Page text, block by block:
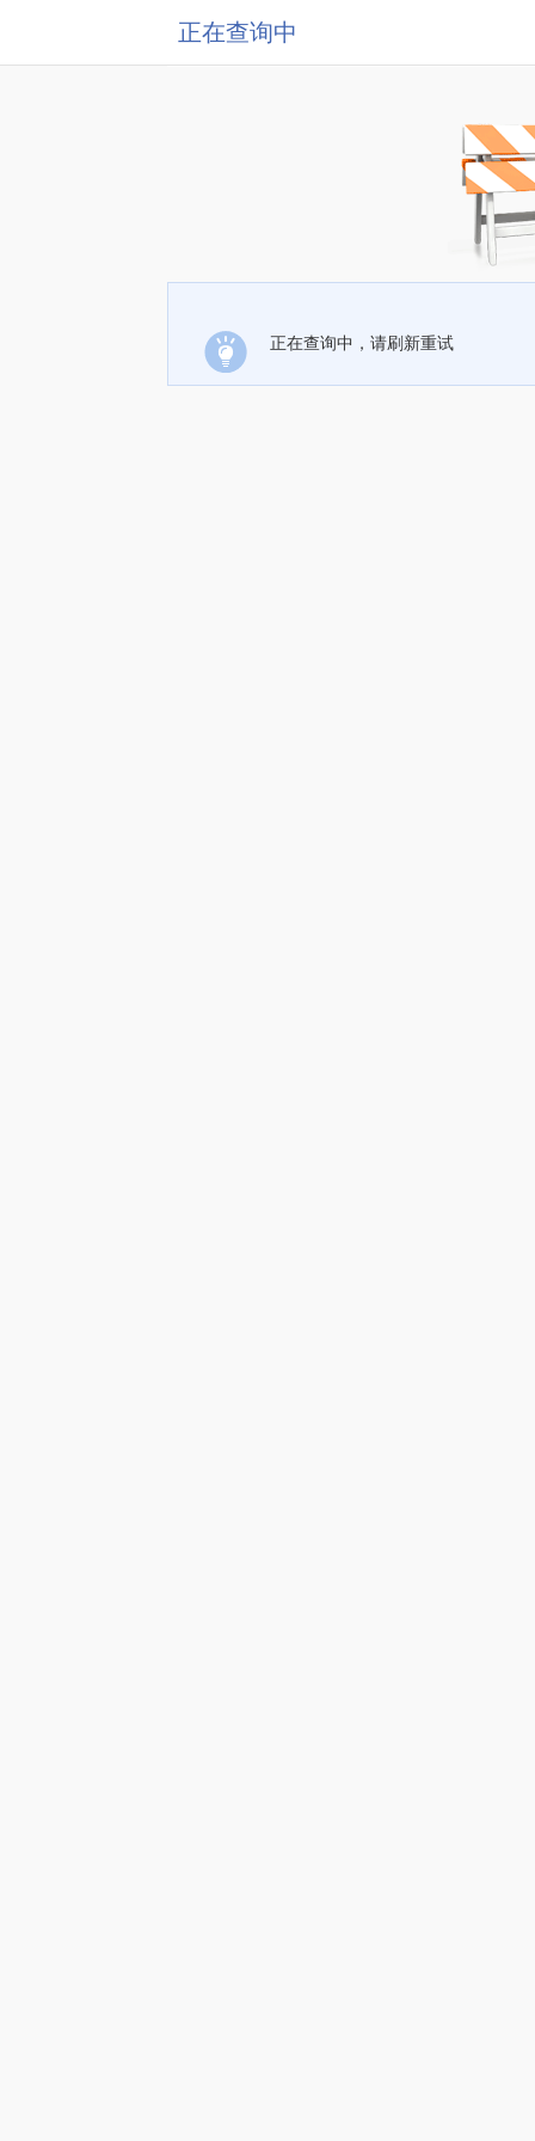
正在查询中
正在查询中，请刷新重试